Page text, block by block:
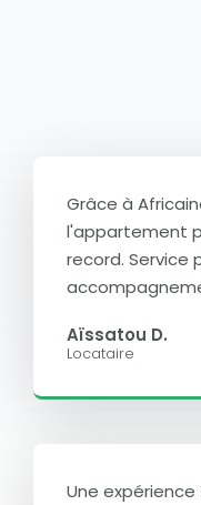
Grâce à
l'appartement
record. Service
Aïssatou D.
Locataire
Une expérience